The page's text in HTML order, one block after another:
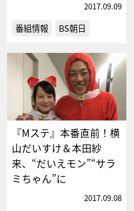
2017.09.09
番組情報 BS朝日
『Mステ』本番直前！横
山だいすけ＆本田紗
来、“だいえモン”“サラ
ミちゃん”に
2017.09.08